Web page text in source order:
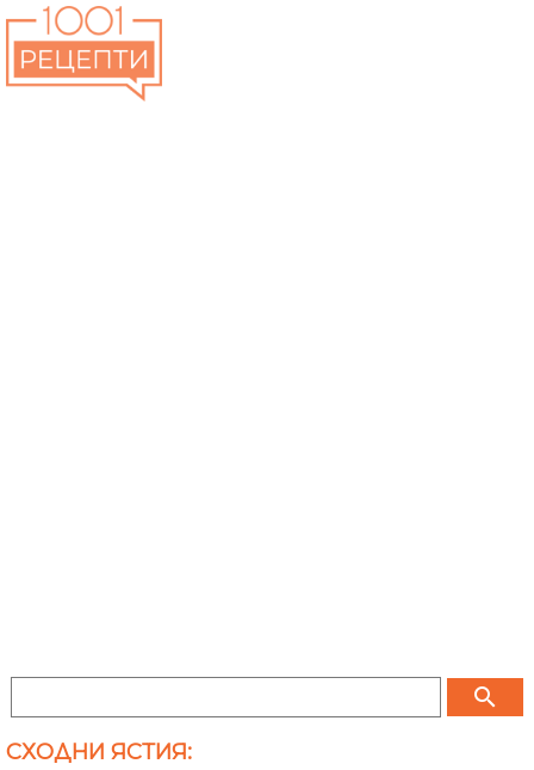
search
СХОДНИ ЯСТИЯ: